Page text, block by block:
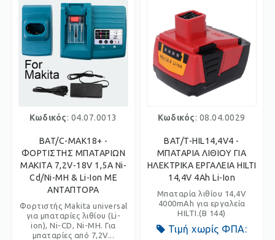
Κωδικός: 04.07.0013
BAT/C-MAK18+ -
ΦΟΡΤΙΣΤΗΣ ΜΠΑΤΑΡΙΩΝ
MAKITA 7,2V-18V 1,5A Ni-
Cd/Ni-MH & Li-Ion ΜΕ
ΑΝΤΑΠΤΟΡΑ
Φορτιστής Makita universal
για μπαταρίες λιθίου (Li-
ion), Ni-CD, Ni-MH. Για
μπαταρίες από 7,2V...
Κωδικός: 08.04.0029
BAT/T-HIL14,4V4 -
ΜΠΑΤΑΡΙΑ ΛΙΘΙΟΥ ΓΙΑ
ΗΛΕΚΤΡΙΚΑ ΕΡΓΑΛΕΙΑ HILTI
14,4V 4Ah Li-Ion
Μπαταρία λιθίου 14,4V
4000mAh για εργαλεία
HILTI.(B 144)
Τιμή χωρίς ΦΠΑ: